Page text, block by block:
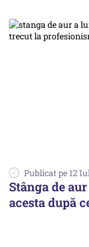
Publicat pe 12
Stânga de
acesta după